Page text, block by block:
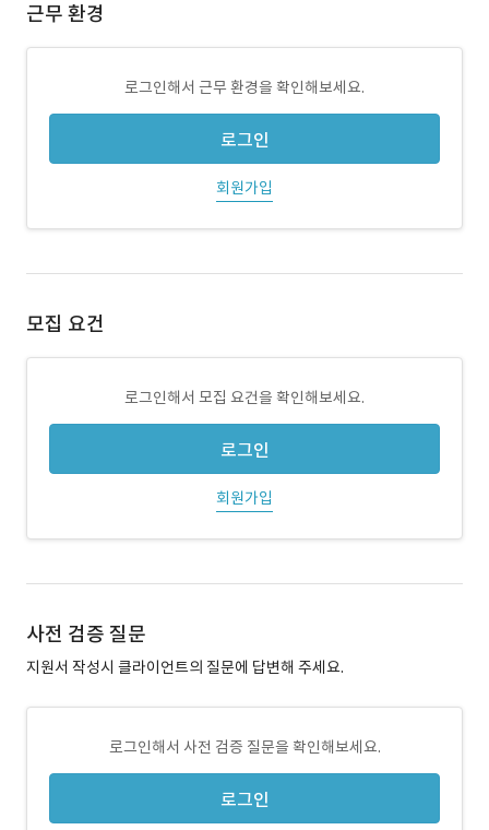
근무 환경
로그인해서 근무 환경을 확인해보세요.
로그인
회원가입
모집 요건
로그인해서 모집 요건을 확인해보세요.
로그인
회원가입
사전 검증 질문
지원서 작성시 클라이언트의 질문에 답변해 주세요.
로그인해서 사전 검증 질문을 확인해보세요.
로그인